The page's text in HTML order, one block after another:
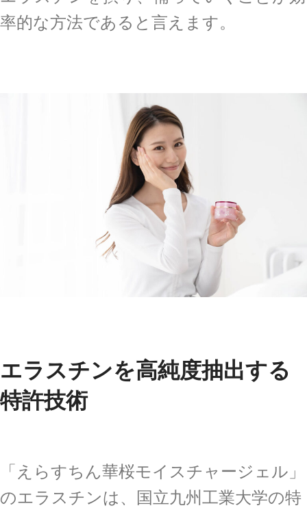
率的な方法であると言えます。
エラスチンを高純度抽出する
特許技術
「えらすちん華桜モイスチャージェル」
のエラスチンは、国立九州工業大学の特